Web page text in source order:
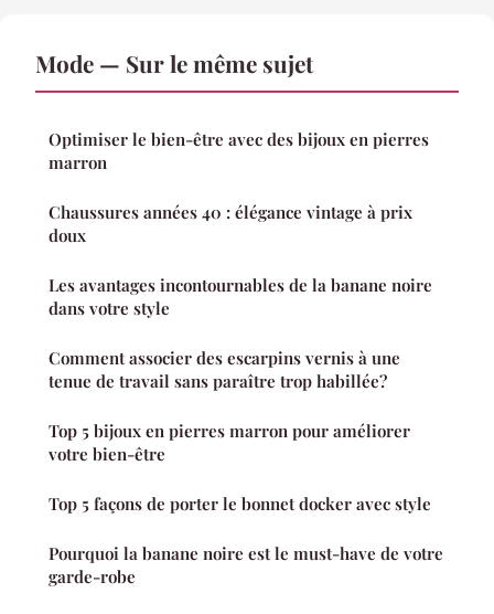
Mode — Sur le même sujet
Optimiser le bien-être avec des bijoux en pierres
marron
Chaussures années 40 : élégance vintage à prix
doux
Les avantages incontournables de la banane noire
dans votre style
Comment associer des escarpins vernis à une
tenue de travail sans paraître trop habillée?
Top 5 bijoux en pierres marron pour améliorer
votre bien-être
Top 5 façons de porter le bonnet docker avec style
Pourquoi la banane noire est le must-have de votre
garde-robe